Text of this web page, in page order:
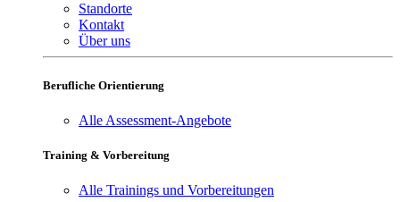
Standorte
Kontakt
Über uns
Berufliche Orientierung
Alle Assessment-Angebote
Training & Vorbereitung
Alle Trainings und Vorbereitungen